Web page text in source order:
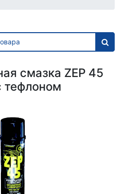
смазка ZEP 45
тефлоном